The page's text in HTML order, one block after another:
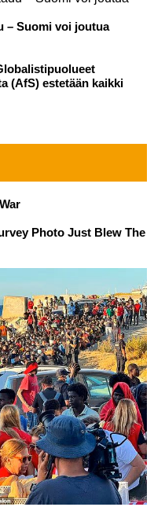
– Suomi voi joutua
(AfS) estetään kaikki
Photo Just Blew The